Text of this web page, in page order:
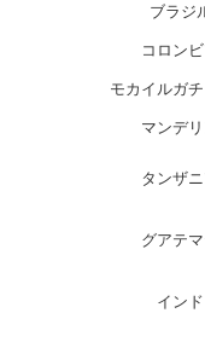
ブラジ
コロン
モカイルガ
マンデ
タンザ
グアテマ
インド